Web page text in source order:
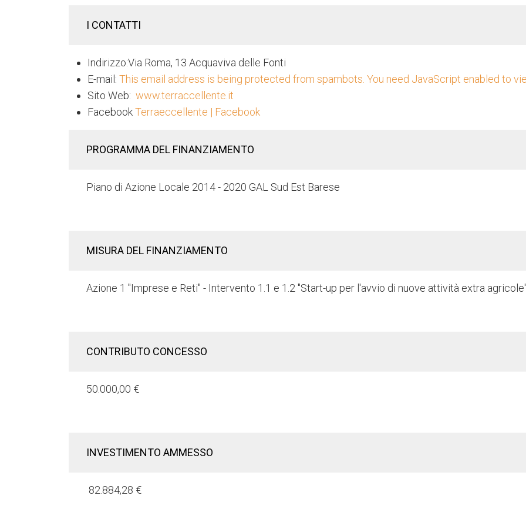
I CONTATTI
Indirizzo:Via Roma, 13 Acquaviva delle Fonti
E-mail: This email address is being protected from spambots. You need JavaScript enabled to
Sito Web: www.terraccellente.it
FacebookTerraeccellente | Facebook
PROGRAMMA DEL FINANZIAMENTO
Piano di Azione Locale 2014 - 2020 GAL Sud Est Barese
MISURA DEL FINANZIAMENTO
Azione 1 "Imprese e Reti" - Intervento 1.1 e 1.2 "Start-up per l'avvio di nuove attività extra agricole"
CONTRIBUTO CONCESSO
50.000,00 €
INVESTIMENTO AMMESSO
82.884,28 €